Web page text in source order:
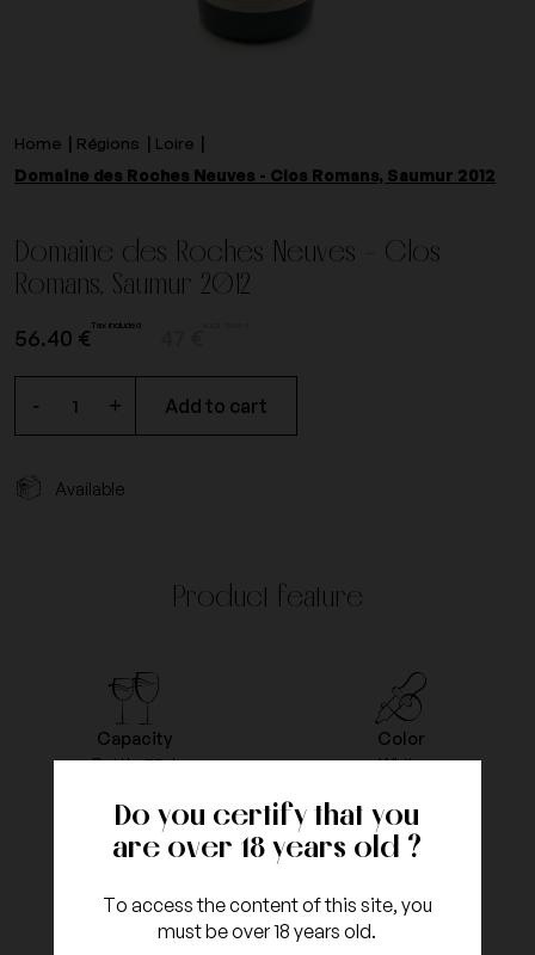
Do you certify that you
are over 18 years old ?
To access the content of this site, you
must be over 18 years old.
Home Régions
Loire
Domaine des Roches Neuves - Clos Romans, Saumur 2012
Domaine des Roches Neuves - Clos
Romans, Saumur 2012
56.40 € Tax included
+
- Add to cart
Available
Product feature
Capacity
Bottle 75cl
Color
White
2012
Saumur